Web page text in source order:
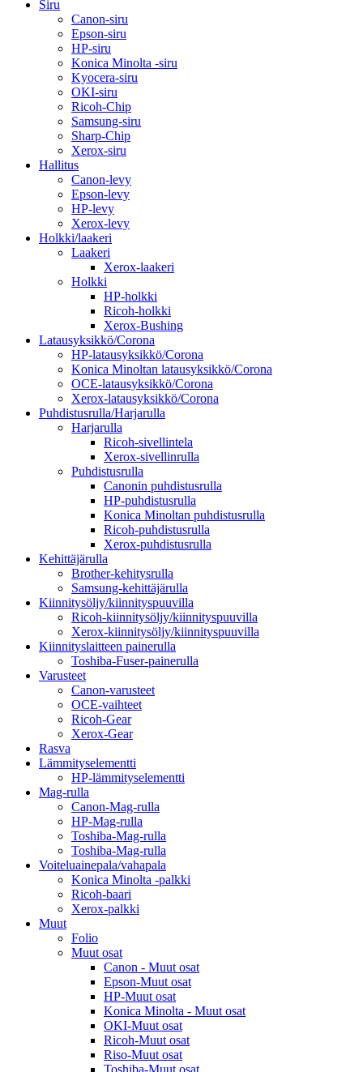
Siru
Canon-siru
Epson-siru
HP-siru
Konica Minolta -siru
Kyocera-siru
OKI-siru
Ricoh-Chip
Samsung-siru
Sharp-Chip
Xerox-siru
Hallitus
Canon-levy
Epson-levy
HP-levy
Xerox-levy
Holkki/laakeri
Laakeri
Xerox-laakeri
Holkki
HP-holkki
Ricoh-holkki
Xerox-Bushing
Latausyksikkö/Corona
HP-latausyksikkö/Corona
Konica Minoltan latausyksikkö/Corona
OCE-latausyksikkö/Corona
Xerox-latausyksikkö/Corona
Puhdistusrulla/Harjarulla
Harjarulla
Ricoh-sivellintela
Xerox-sivellinrulla
Puhdistusrulla
Canonin puhdistusrulla
HP-puhdistusrulla
Konica Minoltan puhdistusrulla
Ricoh-puhdistusrulla
Xerox-puhdistusrulla
Kehittäjärulla
Brother-kehitysrulla
Samsung-kehittäjärulla
Kiinnitysöljy/kiinnityspuuvilla
Ricoh-kiinnitysöljy/kiinnityspuuvilla
Xerox-kiinnitysöljy/kiinnityspuuvilla
Kiinnityslaitteen painerulla
Toshiba-Fuser-painerulla
Varusteet
Canon-varusteet
OCE-vaihteet
Ricoh-Gear
Xerox-Gear
Rasva
Lämmityselementti
HP-lämmityselementti
Mag-rulla
Canon-Mag-rulla
HP-Mag-rulla
Toshiba-Mag-rulla
Toshiba-Mag-rulla
Voiteluainepala/vahapala
Konica Minolta -palkki
Ricoh-baari
Xerox-palkki
Muut
Folio
Muut osat
Canon - Muut osat
Epson-Muut osat
HP-Muut osat
Konica Minolta - Muut osat
OKI-Muut osat
Ricoh-Muut osat
Riso-Muut osat
Toshiba-Muut osat